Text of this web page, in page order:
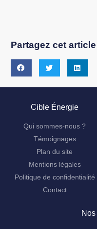
Partagez cet article
Cible Énergie
Qui sommes-nous ?
Témoignages
Plan du site
Mentions légales
Politique de confidentialité
Contact